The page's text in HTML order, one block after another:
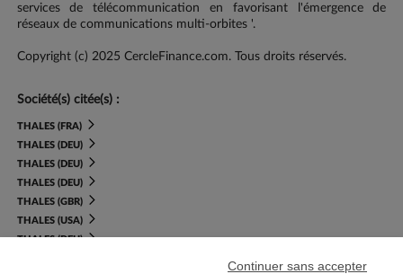
services de télécommunication en favorisant l'émergence de
réseaux de communications multi-orbites '.
Copyright (c) 2025 CercleFinance.com. Tous droits réservés.
Société(s) citée(s) :
THALES (FRA)
THALES (DEU)
THALES (DEU)
THALES (DEU)
THALES (GBR)
THALES (USA)
THALES (DEU)
Continuer sans accepter